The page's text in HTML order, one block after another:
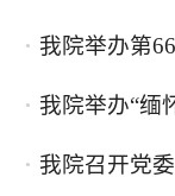
● 我院举办第
● 我院举办“缅
● 我院召开党